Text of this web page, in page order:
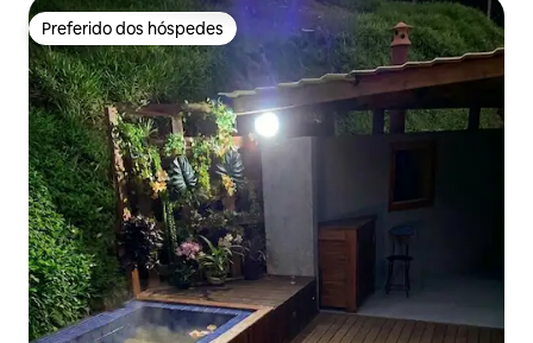
Preferido dos hóspedes
Preferido dos hóspedes